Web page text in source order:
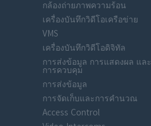
กล้องถ่ายภาพความร้อน
เครื่องบันทึกวิดีโอเครือข่าย
VMS
เครื่องบันทึกวิดีโอดิจิทัล
การส่งข้อมูล การแสดงผล และ
การควบคุม
การส่งข้อมูล
การจัดเก็บและการคำนวณ
Access Control